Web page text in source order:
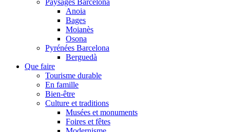
Paysages Barcelona
Anoia
Bages
Moianès
Osona
Pyrénées Barcelona
Berguedà
Que faire
Tourisme durable
En famille
Bien-être
Culture et traditions
Musées et monuments
Foires et fêtes